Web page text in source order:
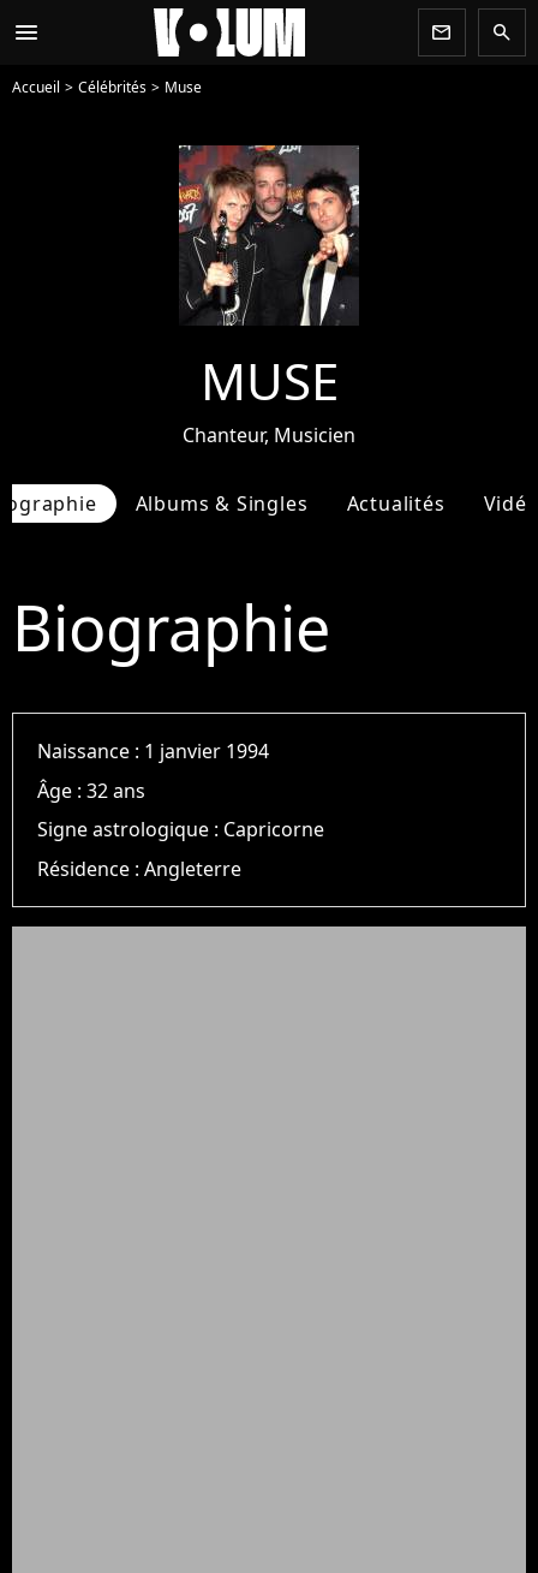
menu newsletter search
Accueil Célébrités Muse
MUSE
Chanteur, Musicien
Albums & Singles Actualités
Biographie
Naissance : 1 janvier 1994
Âge :32 ans
Signe astrologique : Capricorne
Résidence :Angleterre